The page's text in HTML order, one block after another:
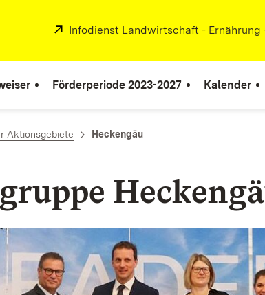
Extern:
Infodienst Landwirtschaft - Ernährung
Förderperiode 2023-2027 Kalender
Aktionsgebiete Heckengäu